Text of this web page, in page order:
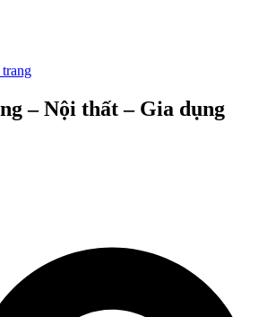
– Nội thất – Gia dụng